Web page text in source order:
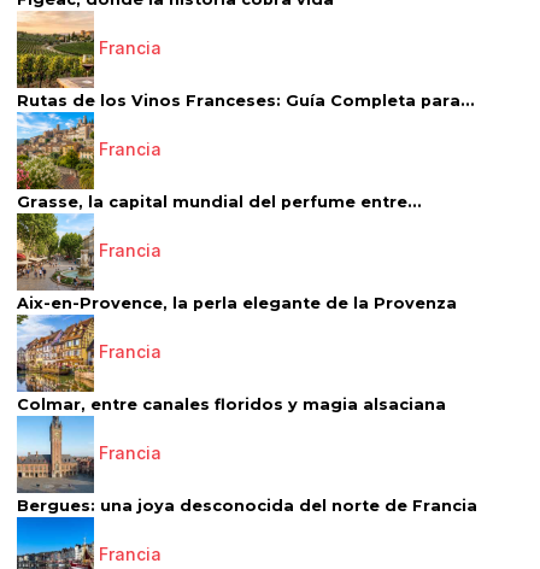
Francia
Rutas de los Vinos Franceses: Guía Completa para...
Francia
Grasse, la capital mundial del perfume entre...
Francia
Aix-en-Provence, la perla elegante de la Provenza
Francia
Colmar, entre canales floridos y magia alsaciana
Francia
Bergues: una joya desconocida del norte de Francia
Francia